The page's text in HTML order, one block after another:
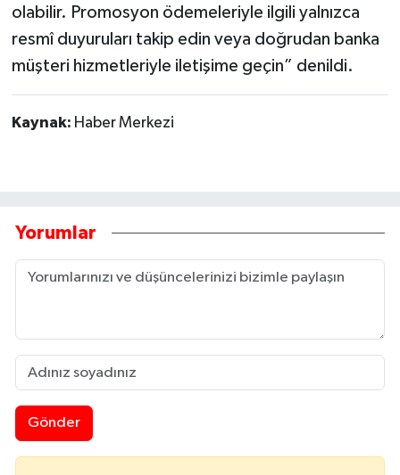
olabilir. Promosyon ödemeleriyle ilgili yalnızca
resmî duyuruları takip edin veya doğrudan banka
müşteri hizmetleriyle iletişime geçin” denildi.
Kaynak: Haber Merkezi
Yorumlar
Gönder